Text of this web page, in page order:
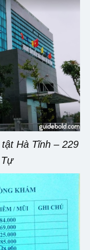
Hà Tĩnh – 229